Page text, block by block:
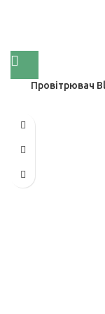
Провітрювач